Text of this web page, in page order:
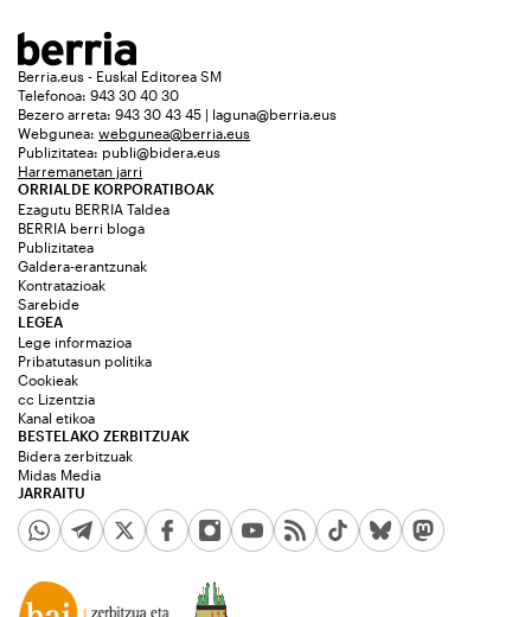
Berria.eus - Euskal Editorea SM
Telefonoa: 943 30 40 30
Bezero arreta: 943 30 43 45 | laguna@berria.eus
Webgunea: webgunea@berria.eus
Publizitatea: publi@bidera.eus
Harremanetan jarri
ORRIALDE KORPORATIBOAK
Ezagutu BERRIA Taldea
BERRIA berri bloga
Publizitatea
Galdera-erantzunak
Kontratazioak
Sarebide
JARRAITU
LEGEA
Lege informazioa
Pribatutasun politika
Cookieak
cc Lizentzia
Kanal etikoa
BESTELAKO ZERBITZUAK
Bidera zerbitzuak
Midas Media